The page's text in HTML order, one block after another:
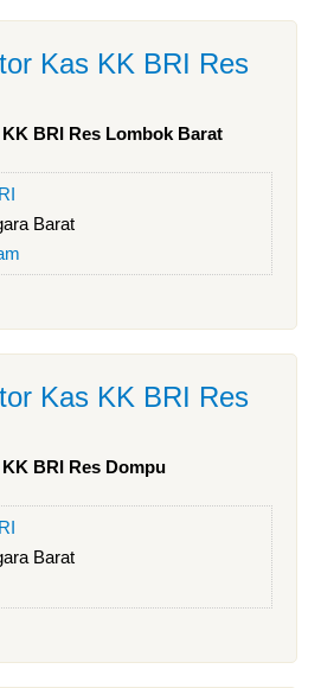
Kas KK BRI Res
BRI Res Lombok Barat
Barat
Kas KK BRI Res
BRI Res Dompu
Barat